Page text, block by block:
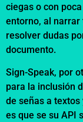
ciegas o con
entorno, al narrar
resolver dudas
documento.
Sign-Speak, por
para la inclusión
de señas a
es que se su API